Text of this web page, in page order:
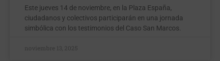
Este jueves 14 de noviembre, en la Plaza España,
ciudadanos y colectivos participarán en una jornada
simbólica con los testimonios del Caso San Marcos.
noviembre 13, 2025